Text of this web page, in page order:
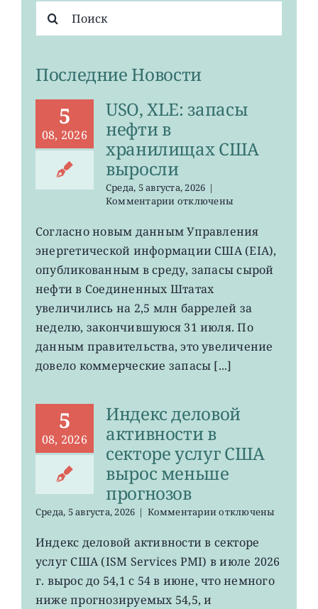
О ПРОЕКТЕ
Результат
поиска:
Последние Новости
5
08, 2026
USO, XLE: запасы
нефти в
хранилищах США
выросли
Среда, 5 августа, 2026 |
Комментариик
USO,
запасы
нефти
хранилищах
США
выросли
отключены
Согласно новым данным Управления
энергетической информации США (EIA),
опубликованным в среду, запасы сырой
нефти в Соединенных Штатах
увеличились на 2,5 млн баррелей за
неделю, закончившуюся 31 июля. По
данным правительства, это увеличение
довело коммерческие запасы [...]
5
08, 2026
Индекс деловой
активности в
секторе услуг США
вырос меньше
прогнозов
Среда, 5 августа, 2026 | Комментариик
Индекс
деловой
активности
в
отключены
Индекс деловой активности в секторе
услуг США (ISM Services PMI) в июле 2026
г. вырос до 54,1 с 54 в июне, что немного
ниже прогнозируемых 54,5, и